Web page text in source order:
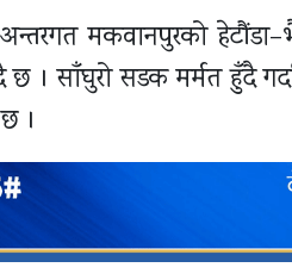
मकवानपुरको
छ । साँघुरो सडक मर्मत हुँदै
।